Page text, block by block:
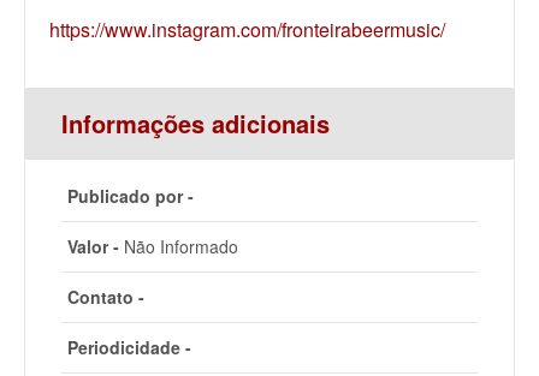
https://www.instagram.com/fronteirabeermusic/
Informações adicionais
Publicado por -
Valor - Não Informado
Contato -
Periodicidade -